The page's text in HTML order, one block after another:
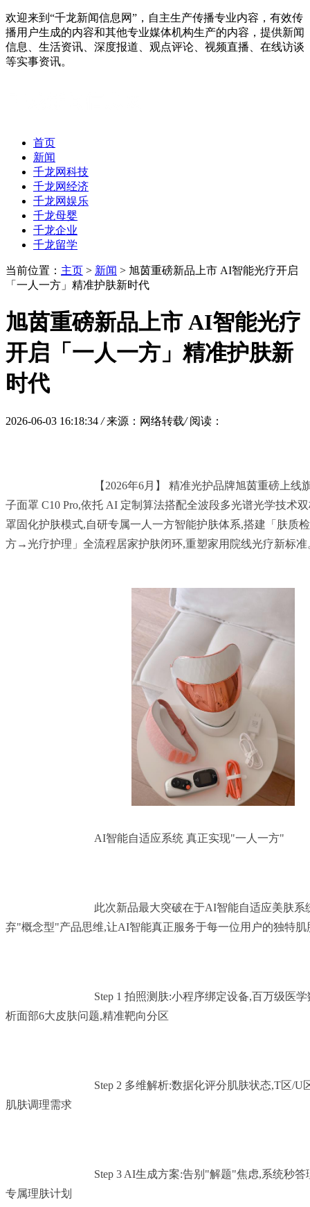
欢迎来到“千龙新闻信息网”，自主生产传播专业内容，有效传
播用户生成的内容和其他专业媒体机构生产的内容，提供新闻
信息、生活资讯、深度报道、观点评论、视频直播、在线访谈
等实事资讯。
首页
新闻
千龙网科技
千龙网经济
千龙网娱乐
千龙母婴
千龙企业
千龙留学
当前位置： 主页 > 新闻 > 旭茵重磅新品上市 AI智能光疗开启
「一人一方」精准护肤新时代
旭茵重磅新品上市 AI智能光疗
开启「一人一方」精准护肤新
时代
2026-06-03 16:18:34 / 来源：网络转载/ 阅读：
子面罩 C10 Pro,依托 AI 定制算法搭配全波段多光谱光学技术
罩固化护肤模式,自研专属一人一方智能护肤体系,搭建「肤
方→光疗护理」全流程居家护肤闭环,重塑家用院线光疗新标准
弃"概念型"产品思维,让AI智能真正服务于每一位用户的独特肌
析面部6大皮肤问题,精准靶向分区
肌肤调理需求
专属理肤计划